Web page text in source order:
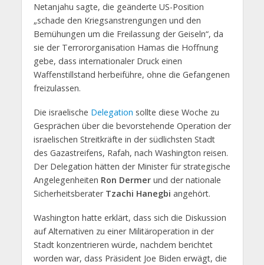
Netanjahu sagte, die geänderte US-Position
„schade den Kriegsanstrengungen und den
Bemühungen um die Freilassung der Geiseln“, da
sie der Terrororganisation Hamas die Hoffnung
gebe, dass internationaler Druck einen
Waffenstillstand herbeiführe, ohne die Gefangenen
freizulassen.
Die israelische Delegation sollte diese Woche zu
Gesprächen über die bevorstehende Operation der
israelischen Streitkräfte in der südlichsten Stadt
des Gazastreifens, Rafah, nach Washington reisen.
Der Delegation hätten der Minister für strategische
Angelegenheiten Ron Dermerund der nationale
Sicherheitsberater Tzachi Hanegbi angehört.
Washington hatte erklärt, dass sich die Diskussion
auf Alternativen zu einer Militäroperation in der
Stadt konzentrieren würde, nachdem berichtet
worden war, dass Präsident Joe Biden erwägt, die